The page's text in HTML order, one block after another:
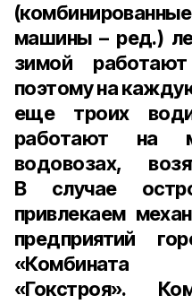
машины – ред.)
зимой
поэтому на
еще троих
работают на
водовозах,
В случае
привлекаем
предприятий
«Комбината
«Гокстроя».